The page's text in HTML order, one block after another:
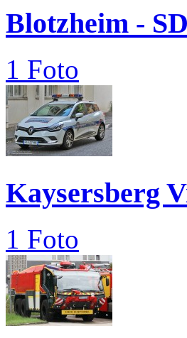
Blotzheim -
1 Foto
Kaysersberg
1 Foto